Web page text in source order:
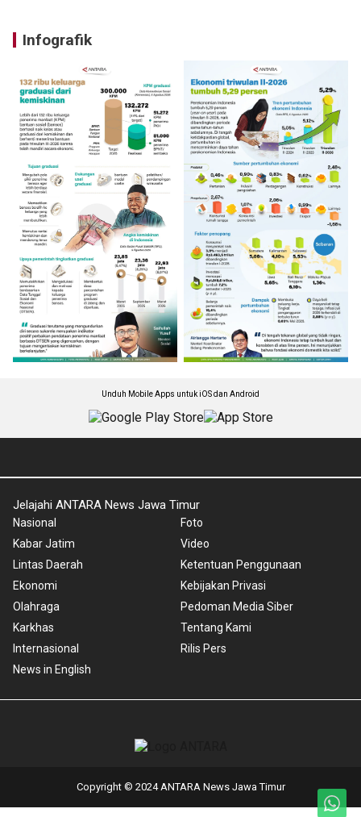
Infografik
Unduh Mobile Apps untuk iOS dan Android
Jelajahi ANTARA News Jawa Timur
Nasional
Kabar Jatim
Lintas Daerah
Ekonomi
Olahraga
Karkhas
Internasional
News in English
Foto
Video
Ketentuan Penggunaan
Kebijakan Privasi
Pedoman Media Siber
Tentang Kami
Rilis Pers
Copyright © 2024 ANTARA News Jawa Timur